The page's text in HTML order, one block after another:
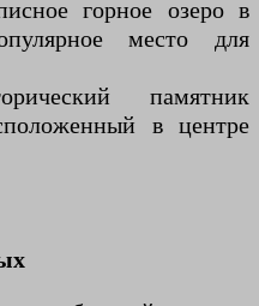
горное озеро в
место для
памятник
в центре